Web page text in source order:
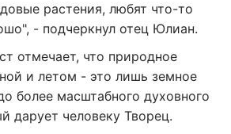
растения, любят что-то
- подчеркнул отец Юлиан.
отмечает, что природное
и летом - это лишь земное
более масштабного духовного
дарует человеку Творец.